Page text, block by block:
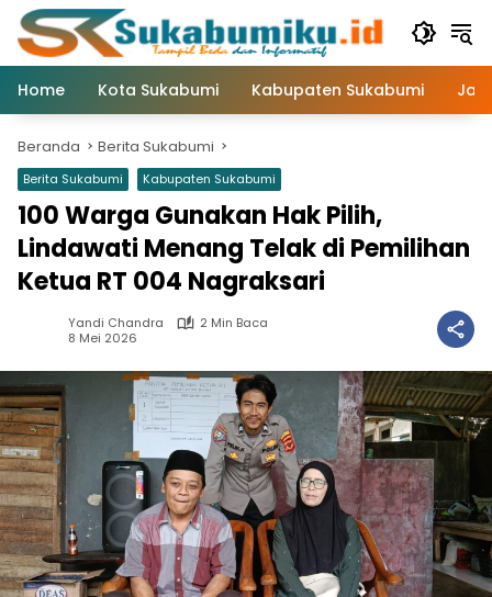
Langsung
konten
Home
Kota Sukabumi Kabupaten Sukabumi
Beranda Berita Sukabumi
Berita Sukabumi Kabupaten Sukabumi
100 Warga Gunakan Hak Pilih,
Lindawati Menang Telak di Pemilihan
Ketua RT 004 Nagraksari
Yandi Chandra
2 Min Baca
8 Mei 2026